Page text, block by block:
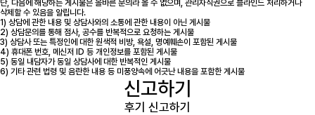
단, 다음에 해당하는 게시물은 올바른 문의라 볼 수 없으며, 관리자직권으로 블라인드 처리하거나
삭제할 수 있음을 알립니다.
1) 상담에 관한 내용 및 상담사와의 소통에 관한 내용이 아닌 게시물
2) 상담문의를 통해 점사, 공수를 반복적으로 요청하는 게시물
3) 상담사 또는 특정인에 대한 원색적 비방, 욕설, 명예훼손이 포함된 게시물
4) 휴대폰 번호, 메신저 ID 등 개인정보를 포함된 게시물
5) 동일 내담자가 동일 상담사에 대한 반복적인 게시물
6) 기타 관련 법령 및 음란한 내용 등 미풍양속에 어긋난 내용을 포함한 게시물
신고하기
후기 신고하기